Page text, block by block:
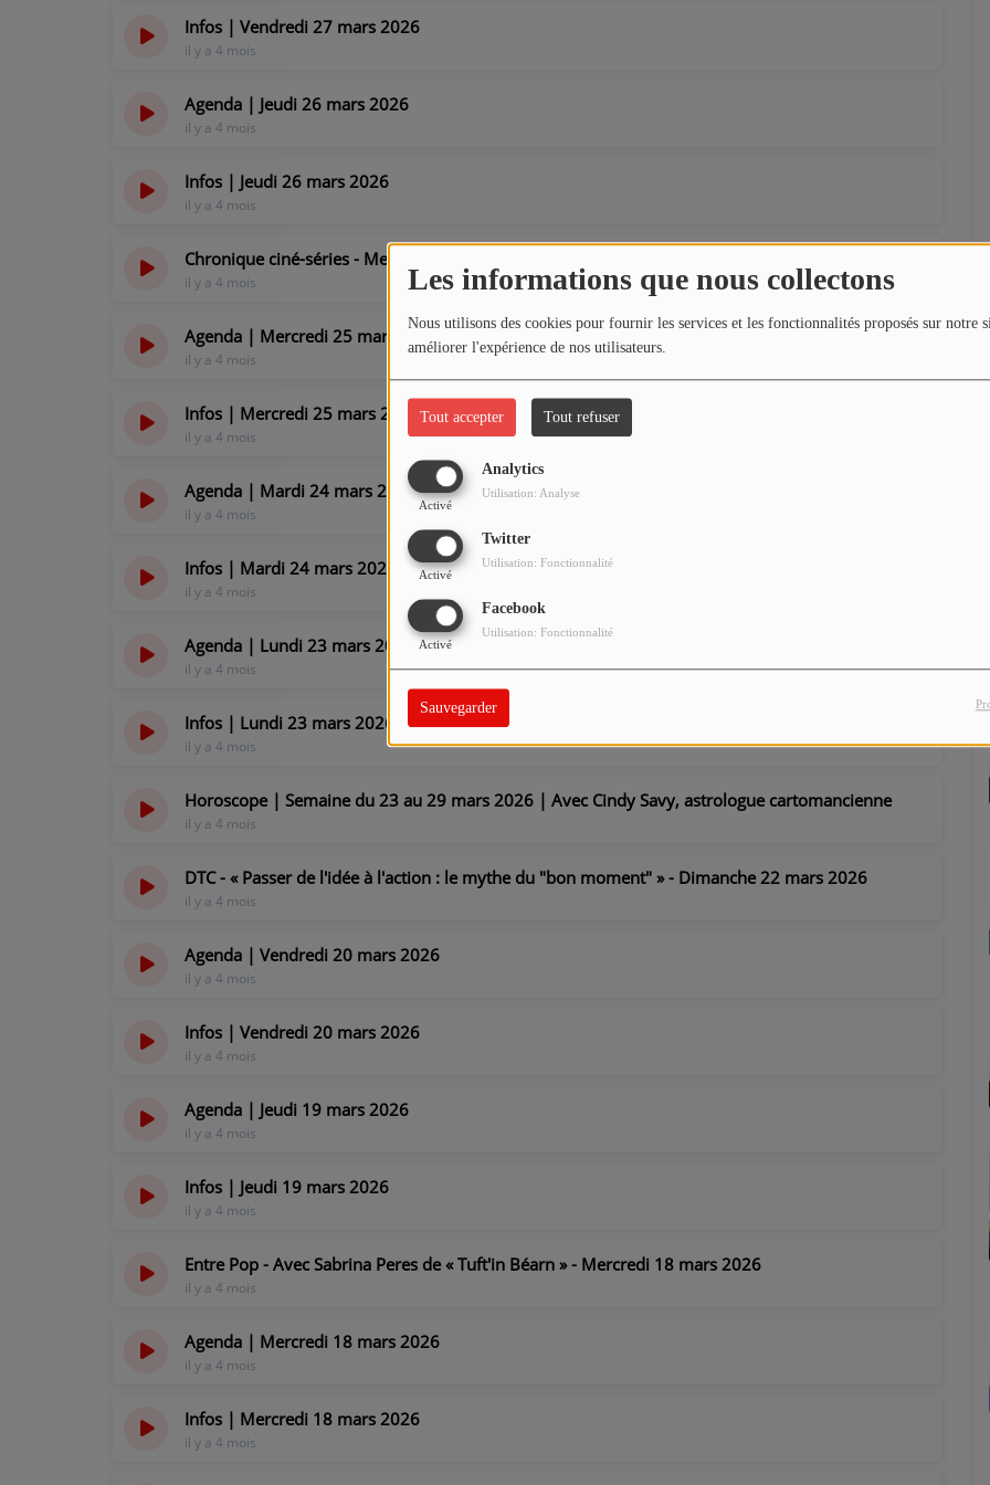
Les informations que nous collectons
Nous utilisons des cookies pour fournir les services et les fonctionnalités proposés sur notre
améliorer l'expérience de nos utilisateurs.
Tout accepter Tout refuser
Analytics
Activé
Utilisation: Analyse
Twitter
Activé
Utilisation: Fonctionnalité
Facebook
Activé
Utilisation: Fonctionnalité
Sauvegarder
Infos | Vendredi 27 mars 2026
il y a 4 mois
Agenda | Jeudi 26 mars 2026
il y a 4 mois
Infos | Jeudi 26 mars 2026
il y a 4 mois
Chronique ciné-séries - Mercredi 25 mars 2026
il y a 4 mois
Agenda | Mercredi 25 mars 2026
il y a 4 mois
Infos | Mercredi 25 mars 2026
il y a 4 mois
Agenda | Mardi 24 mars 2026
il y a 4 mois
Infos | Mardi 24 mars 2026
il y a 4 mois
Agenda | Lundi 23 mars 2026
il y a 4 mois
Infos | Lundi 23 mars 2026
il y a 4 mois
Horoscope | Semaine du 23 au 29 mars 2026 | Avec Cindy Savy, astrologue cartomancienne
il y a 4 mois
DTC - « Passer de l'idée à l'action : le mythe du "bon moment" » - Dimanche 22 mars 2026
il y a 4 mois
Agenda | Vendredi 20 mars 2026
il y a 4 mois
Infos | Vendredi 20 mars 2026
il y a 4 mois
Agenda | Jeudi 19 mars 2026
il y a 4 mois
Infos | Jeudi 19 mars 2026
il y a 4 mois
Entre Pop - Avec Sabrina Peres de « Tuft'in Béarn » - Mercredi 18 mars 2026
il y a 4 mois
Agenda | Mercredi 18 mars 2026
il y a 4 mois
Infos | Mercredi 18 mars 2026
il y a 4 mois